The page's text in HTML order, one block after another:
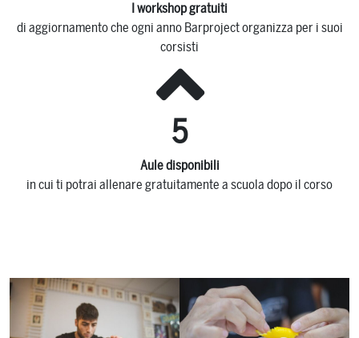
I workshop gratuiti
di aggiornamento che ogni anno Barproject organizza per i suoi
corsisti
5
Aule disponibili
in cui ti potrai allenare gratuitamente a scuola dopo il corso